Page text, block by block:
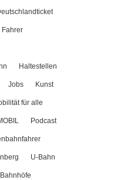
Fahrer
Haltestellen
Jobs Kunst
für alle
Podcast
U-Bahn